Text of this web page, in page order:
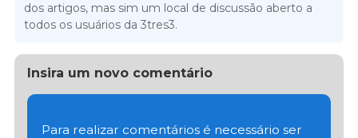
dos artigos, mas sim um local de discussão aberto a
todos os usuários da 3tres3.
Insira um novo comentário
Para realizar comentários é necessário ser